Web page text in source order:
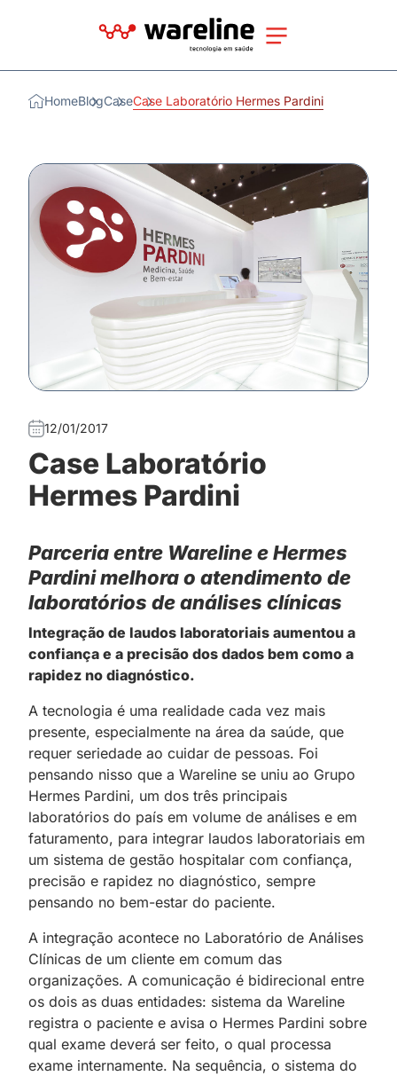
HomeBlogCaseCase Laboratório Hermes Pardini
12/01/2017
Case Laboratório
Hermes Pardini
Parceria entre Wareline e Hermes
Pardini melhora o atendimento de
laboratórios de análises clínicas
Integração de laudos laboratoriais aumentou a
confiança e a precisão dos dados bem como a
rapidez no diagnóstico.
A tecnologia é uma realidade cada vez mais
presente, especialmente na área da saúde, que
requer seriedade ao cuidar de pessoas. Foi
pensando nisso que a Wareline se uniu ao Grupo
Hermes Pardini, um dos três principais
laboratórios do país em volume de análises e em
faturamento, para integrar laudos laboratoriais em
um sistema de gestão hospitalar com confiança,
precisão e rapidez no diagnóstico, sempre
pensando no bem-estar do paciente.
A integração acontece no Laboratório de Análises
Clínicas de um cliente em comum das
organizações. A comunicação é bidirecional entre
os dois as duas entidades: sistema da Wareline
registra o paciente e avisa o Hermes Pardini sobre
qual exame deverá ser feito, o qual processa
exame internamente. Na sequência, o sistema do